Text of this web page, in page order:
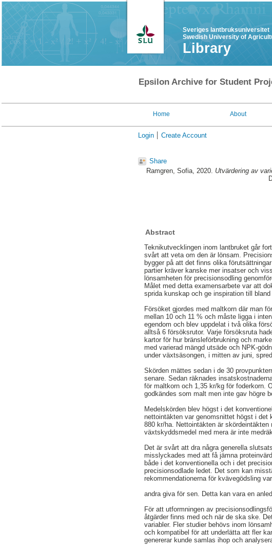
Sveriges lantbruksuniversitet
Swedish University of
Library
Epsilon Archive for Student
Home About
Login Create Account
Share
Ramgren, Sofia, 2020. Utvärdering av
Abstract
Teknikutvecklingen inom lantbruket går
svårt att veta om den är lönsam.
bygger på att det finns olika
partier kräver kanske mer insatser och
lönsamheten för precisionsodling
Målet med detta examensarbete var att
sprida kunskap och ge inspiration till
Försöket gjordes med maltkorn där man
mellan 10 och 11 % och måste ligga i
egendom och blev uppdelat i två olika
alltså 6 försöksrutor. Varje försöksruta
kartor för hur bränsleförbrukning och
med varierad mängd utsäde och NPK-
under växtsäsongen, i mitten av juni,
Skörden mättes sedan i de 30
senare. Sedan räknades
för maltkorn och 1,35 kr/kg för foderkorn.
godkändes som malt men inte gav högre
Medelskörden blev högst i det
nettointäkten var genomsnittet högst i det
880 kr/ha. Nettointäkten är
växtskyddsmedel med mera är inte
Det är svårt att dra några generella
misslyckades med att få jämna
både i det konventionella och i det
precisionsodlade ledet. Det som kan
rekommendationerna för kvävegödsling
andra giva för sen. Detta kan vara en
För att utformningen av
åtgärder finns med och när de ska ske.
variabler. Fler studier behövs inom
och kompatibel för att underlätta att fler
genererar kunde samlas ihop och